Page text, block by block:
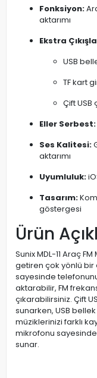
Fonksiyon:
aktarımı
Ekstra
USB
TF kart
Çift USB
Eller Serbest:
Ses Kalitesi:
aktarımı
Uyumluluk:
Tasarım:
göstergesi
Ürün
Sunix MDL-11 Araç
getiren çok yönlü bir
sayesinde
aktarabilir, FM
çıkarabilirsiniz. Çift
sunarken, USB
müziklerinizi farklı
mikrofonu
sunar.